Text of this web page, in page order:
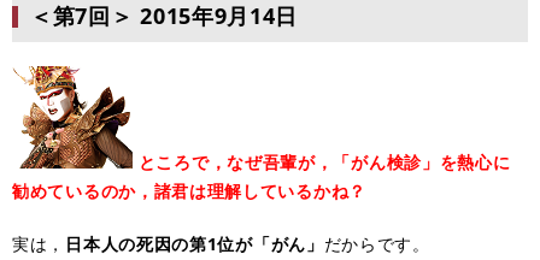
＜第7回＞ 2015年9月14日
ところで，なぜ吾輩が，「がん検診」を熱心に
勧めているのか，諸君は理解しているかね？
実は， 日本人の死因の第1位が「がん」 だからです。